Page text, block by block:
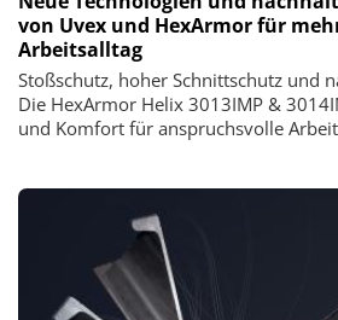
von Uvex und HexArmor für
Arbeitsalltag
Stoßschutz, hoher Schnittschutz und
Die HexArmor Helix 3013IMP &
und Komfort für anspruchsvolle